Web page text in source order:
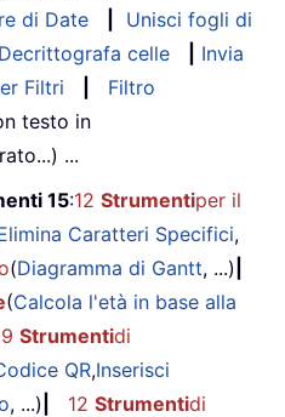
di Date
Unisci fogli di
celle
Invia
Filtri
Filtro
testo in
...
15:12 Strumentiper il
Caratteri Specifici,
(Diagramma di Gantt, ...)
(Calcola l'età in base alla
Strumentidi
QR,Inserisci
, ...) 12 Strumentidi